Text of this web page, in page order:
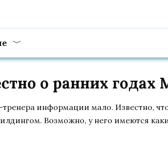
о ранних годах
информации мало. Известно,
Возможно, у него имеются